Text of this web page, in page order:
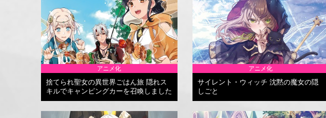
アニメ化
捨てられ聖女の異世界ごはん旅 隠れス
キルでキャンピングカーを召喚しました
アニメ化
サイレント・ウィッチ 沈黙の魔女の隠
しごと